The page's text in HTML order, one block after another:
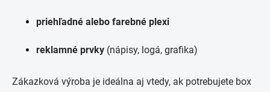
priehľadné alebo farebné plexi
reklamné prvky (nápisy, logá, grafika)
Zákazková výroba je ideálna aj vtedy, ak potrebujete box